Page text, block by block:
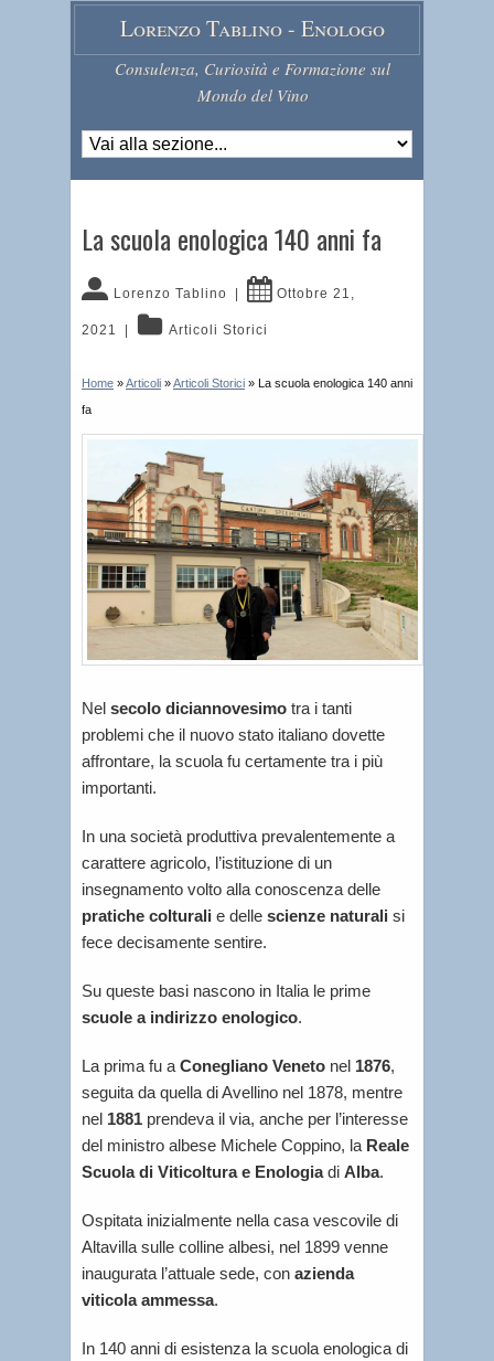
Lorenzo Tablino - Enologo
Consulenza, Curiosità e Formazione sul
Mondo del Vino
La scuola enologica 140 anni fa
Lorenzo Tablino Ottobre 21,
2021 Articoli Storici
Home »Articoli »Articoli Storici » La scuola enologica 140 anni
fa
Nel secolo diciannovesimo tra i tanti
problemi che il nuovo stato italiano dovette
affrontare, la scuola fu certamente tra i più
importanti.
In una società produttiva prevalentemente a
carattere agricolo, l’istituzione di un
insegnamento volto alla conoscenza delle
pratiche colturali e delle scienze naturali si
fece decisamente sentire.
Su queste basi nascono in Italia le prime
scuole a indirizzo enologico.
La prima fu a Conegliano Veneto nel 1876,
seguita da quella di Avellino nel 1878, mentre
nel 1881 prendeva il via, anche per l’interesse
del ministro albese Michele Coppino, la Reale
Scuola di Viticoltura e Enologiadi Alba.
Ospitata inizialmente nella casa vescovile di
Altavilla sulle colline albesi, nel 1899 venne
inaugurata l’attuale sede, con azienda
viticola ammessa.
In 140 anni di esistenza la scuola enologica di